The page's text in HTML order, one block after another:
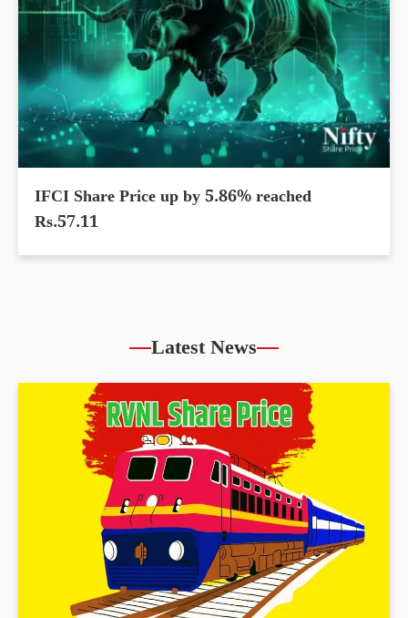
IFCI Share Price up by 5.86% reached
Rs.57.11
Latest News